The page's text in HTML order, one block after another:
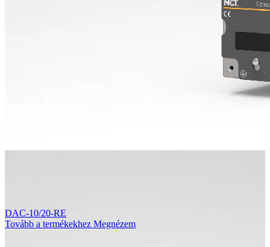
DAC-10/20-RE
Tovább a termékekhez Megnézem